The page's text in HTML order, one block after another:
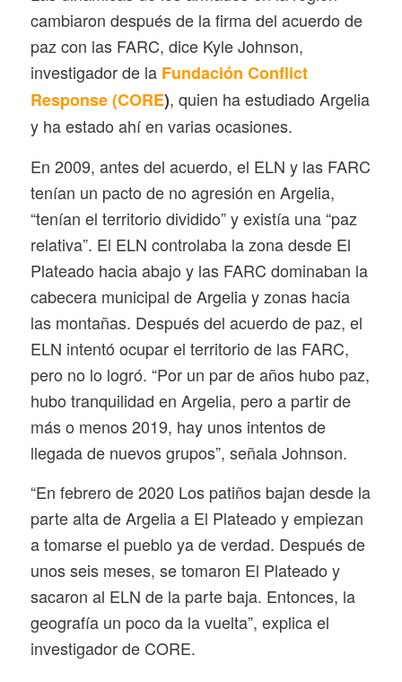
cambiaron después de la firma del acuerdo de
paz con las FARC, dice Kyle Johnson,
investigador de la Fundación Conflict
Response (CORE), quien ha estudiado Argelia
y ha estado ahí en varias ocasiones.
En 2009, antes del acuerdo, el ELN y las FARC
tenían un pacto de no agresión en Argelia,
“tenían el territorio dividido” y existía una “paz
relativa”. El ELN controlaba la zona desde El
Plateado hacia abajo y las FARC dominaban la
cabecera municipal de Argelia y zonas hacia
las montañas. Después del acuerdo de paz, el
ELN intentó ocupar el territorio de las FARC,
pero no lo logró. “Por un par de años hubo paz,
hubo tranquilidad en Argelia, pero a partir de
más o menos 2019, hay unos intentos de
llegada de nuevos grupos”, señala Johnson.
“En febrero de 2020 Los patiños bajan desde la
parte alta de Argelia a El Plateado y empiezan
a tomarse el pueblo ya de verdad. Después de
unos seis meses, se tomaron El Plateado y
sacaron al ELN de la parte baja. Entonces, la
geografía un poco da la vuelta”, explica el
investigador de CORE.